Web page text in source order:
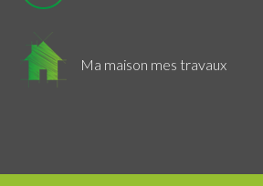
Ma maison mes travaux